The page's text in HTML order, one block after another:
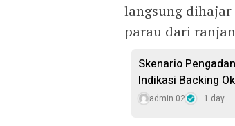
langsung dihajar
parau dari
Skenario
Indikasi Backing
admin 02 1 day